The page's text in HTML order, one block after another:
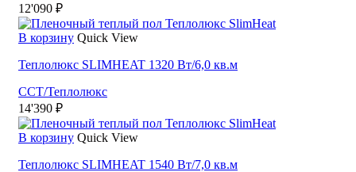
12'090 ₽
В корзину Quick View
Теплолюкс SLIMHEAT 1320 Вт/6,0 кв.м
ССТ/Теплолюкс
14'390 ₽
В корзину Quick View
Теплолюкс SLIMHEAT 1540 Вт/7,0 кв.м